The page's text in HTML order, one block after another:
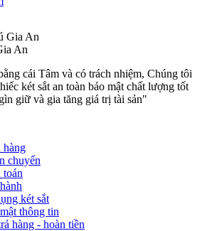
An
cái Tâm và có trách nhiệm, Chúng tôi
két sắt an toàn bảo mật chất lượng tốt
giữ và gia tăng giá trị tài sản"
hàng
chuyển
két sắt
thông tin
hàng - hoàn tiền